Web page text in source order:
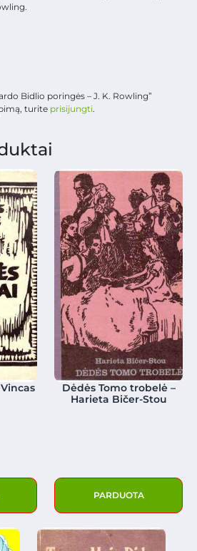
Bidlio poringės – J. K. Rowling”
turite prisijungti.
Dėdės Tomo trobelė –
Harieta Bičer-Stou
PARDUOTA